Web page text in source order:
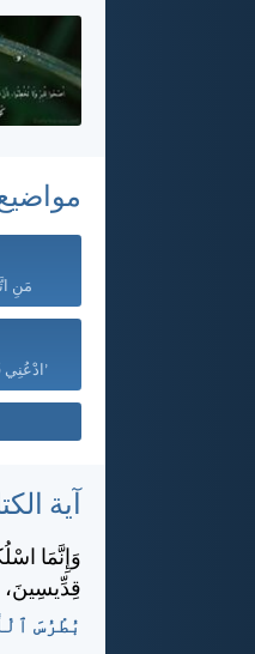
مَنِ
آية
وَإِنَّمَا
قِدِّيسِينَ،
بُطْرُسَ ٱلْأُولَى